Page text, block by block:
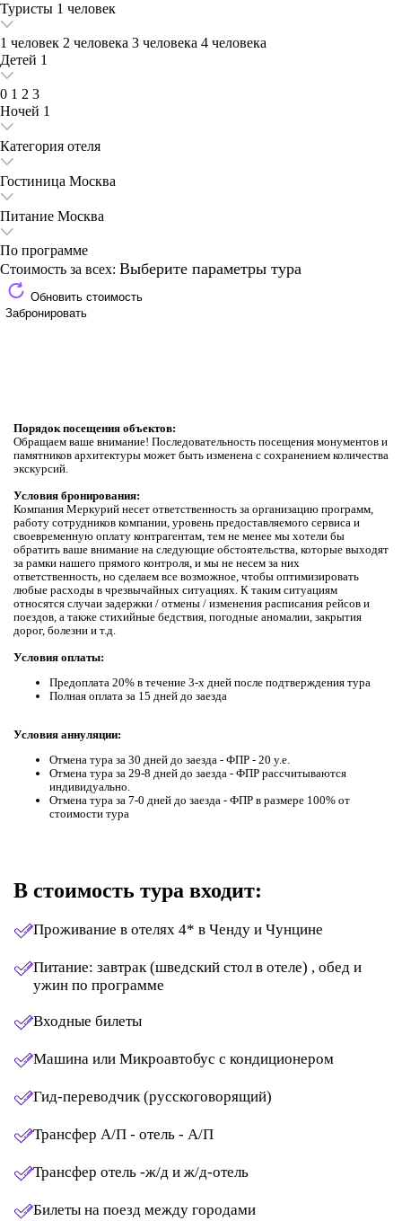
Туристы 1 человек
1 человек 2 человека 3 человека 4 человека
Детей 1
0 1 2 3
Ночей 1
Категория отеля
Гостиница Москва
Питание Москва
По программе
Стоимость за всех: Выберите параметры тура
Обновить стоимость
Забронировать
Порядок посещения объектов:
Обращаем ваше внимание! Последовательность посещения монументов и
памятников архитектуры может быть измененa с сохранением количества
экскурсий.
Условия бронирования:
Компания Меркурий несет ответственность за организацию программ,
работу сотрудников компании, уровень предоставляемого сервиса и
своевременную оплату контрагентам, тем не менее мы хотели бы
обратить ваше внимание на следующие обстоятельства, которые выходят
за рамки нашего прямого контроля, и мы не несем за них
ответственность, но сделаем все возможное, чтобы оптимизировать
любые расходы в чрезвычайных ситуациях. К таким ситуациям
относятся случаи задержки / отмены / изменения расписания рейсов и
поездов, а также стихийные бедствия, погодные аномалии, закрытия
дорог, болезни и т.д.
Условия оплаты:
Предоплата 20% в течение 3-х дней после подтверждения тура
Полная оплата за 15 дней до заезда
Условия аннуляции:
Отмена тура за 30 дней до заезда - ФПР - 20 у.е.
Отмена тура за 29-8 дней до заезда - ФПР рассчитываются
индивидуально.
Отмена тура за 7-0 дней до заезда - ФПР в размере 100% от
стоимости тура
В стоимость тура входит:
Проживание в отелях 4* в Ченду и Чунцине
Питание: завтрак (шведский стол в отеле) , обед и
ужин по программе
Входные билеты
Машина или Микроавтобус с кондиционером
Гид-переводчик (русскоговорящий)
Трансфер А/П - отель - А/П
Трансфер отель -ж/д и ж/д-отель
Билеты на поезд между городами